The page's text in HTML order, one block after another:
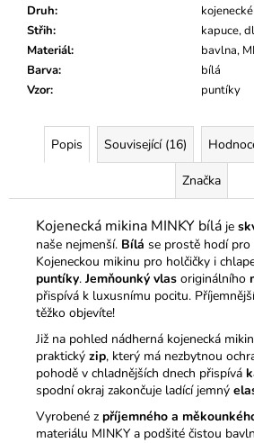
Druh:
Střih:
kapuce,
Materiál:
bavlna,
Barva:
bílá
Vzor: puntíky
Popis Související (16)
Značka
Kojenecká mikina MINKY bílá je
naše nejmenší. Bílá se prostě hodí pro
Kojeneckou mikinu pro holčičky i
puntíky.Jemňounký vlas originálního
přispívá k luxusnímu pocitu.
těžko objevíte!
Již na pohled nádherná kojenecká
praktický zip, který má nezbytnou
pohodě v chladnějších dnech přispívá
spodní okraj zakončuje ladící jemný
Vyrobené z příjemného a
materiálu MINKY a podšité čistou